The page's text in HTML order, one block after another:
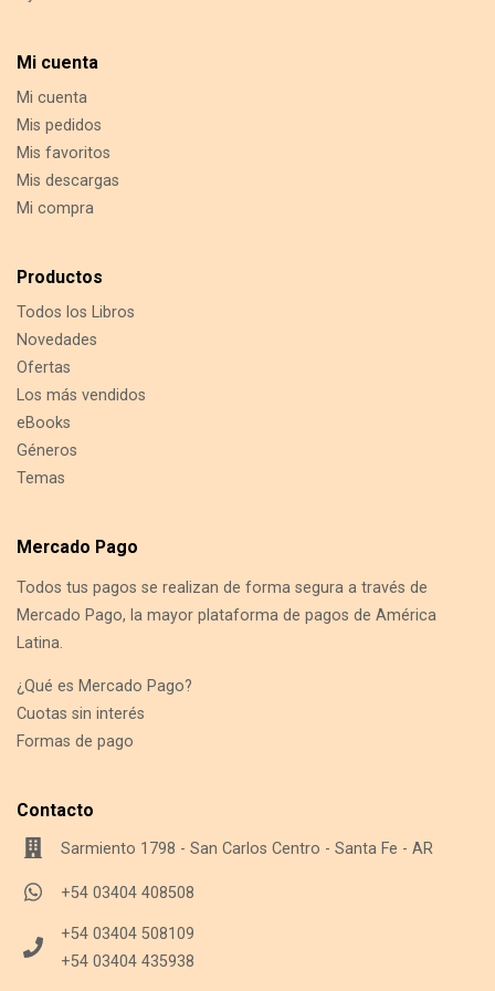
Mi cuenta
Mi cuenta
Mis pedidos
Mis favoritos
Mis descargas
Mi compra
Productos
Todos los Libros
Novedades
Ofertas
Los más vendidos
eBooks
Géneros
Temas
Mercado Pago
Todos tus pagos se realizan de forma segura a través de
Mercado Pago, la mayor plataforma de pagos de América
Latina.
¿Qué es Mercado Pago?
Cuotas sin interés
Formas de pago
Contacto
Sarmiento 1798 - San Carlos Centro - Santa Fe - AR
+54 03404 408508
+54 03404 508109
+54 03404 435938